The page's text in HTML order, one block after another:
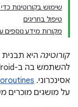
שימוש בקורוטינות
טיפול בחריגים
מקורות מידע נוספים
קורוטינה היא
אסינכרוני. ‫
על מושגים מוכרים